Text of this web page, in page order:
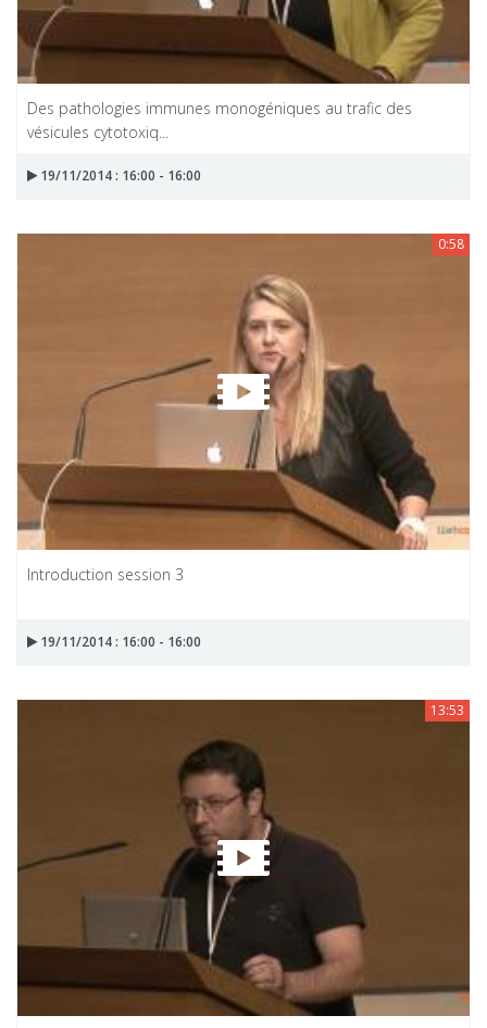
Des pathologies immunes monogéniques au trafic des
vésicules cytotoxiq...
19/11/2014 : 16:00 - 16:00
0:58
Introduction session 3
19/11/2014 : 16:00 - 16:00
13:53